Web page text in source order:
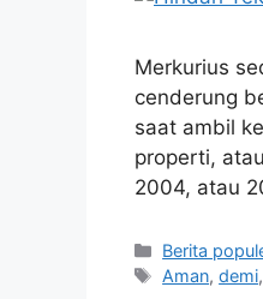
Merkurius
cenderung
saat ambil
properti,
2004, atau
Kategori
Berita
Tag
Aman,demi,